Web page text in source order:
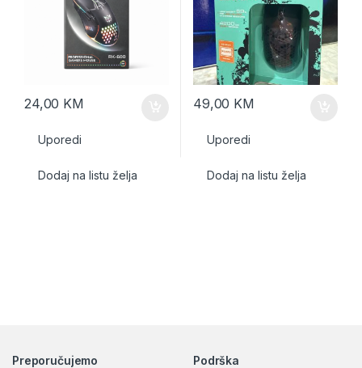
24,00 KM
Uporedi
Dodaj na listu želja
49,00 KM
Uporedi
Dodaj na listu želja
Preporučujemo
Podrška